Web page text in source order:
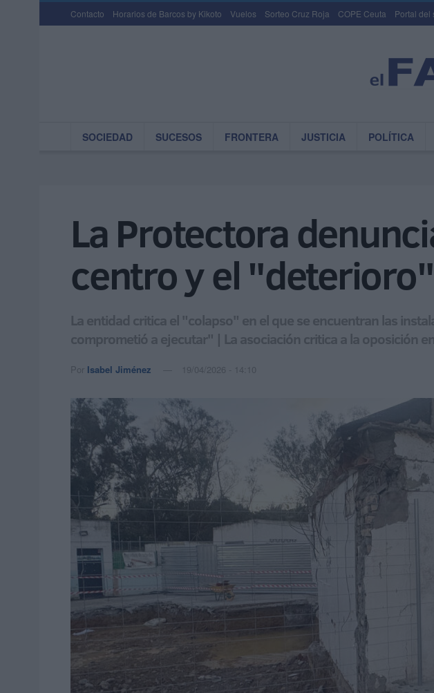
Contacto Horarios de Barcos by Kikoto Vuelos Sorteo Cruz Roja COPE Ceuta Portal del
SOCIEDAD SUCESOS FRONTERA JUSTICIA POLÍTICA
La Protectora
centro y el
La entidad critica el "colapso" en el que se encuentran las
comprometió a ejecutar" | La asociación critica a la oposición
Por Isabel Jiménez 19/04/2026 - 14:10